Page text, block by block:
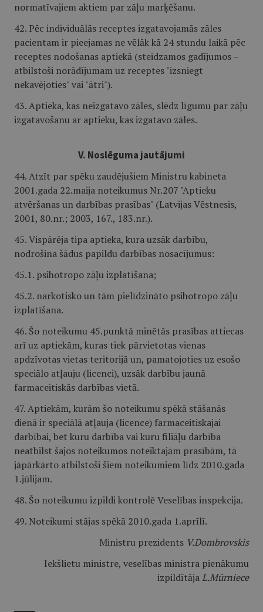
normatīvajiem aktiem par zāļu marķēšanu.
42. Pēc individuālās receptes izgatavojamās zāles
pacientam ir pieejamas ne vēlāk kā 24 stundu laikā pēc
receptes nodošanas aptiekā (steidzamos gadījumos –
atbilstoši norādījumam uz receptes "izsniegt
nekavējoties" vai "ātri").
43. Aptieka, kas neizgatavo zāles, slēdz līgumu par zāļu
izgatavošanu ar aptieku, kas izgatavo zāles.
V. Noslēguma jautājumi
44. Atzīt par spēku zaudējušiem Ministru kabineta
2001.gada 22.maija noteikumus Nr.207 "Aptieku
atvēršanas un darbības prasības" (Latvijas Vēstnesis,
2001, 80.nr.; 2003, 167., 183.nr.).
45. Vispārēja tipa aptieka, kura uzsāk darbību,
nodrošina šādus papildu darbības nosacījumus:
45.1. psihotropo zāļu izplatīšana;
45.2. narkotisko un tām pielīdzināto psihotropo zāļu
izplatīšana.
46. Šo noteikumu 45.punktā minētās prasības attiecas
arī uz aptiekām, kuras tiek pārvietotas vienas
apdzīvotas vietas teritorijā un, pamatojoties uz esošo
speciālo atļauju (licenci), uzsāk darbību jaunā
farmaceitiskās darbības vietā.
47. Aptiekām, kurām šo noteikumu spēkā stāšanās
dienā ir speciālā atļauja (licence) farmaceitiskajai
darbībai, bet kuru darbība vai kuru filiāļu darbība
neatbilst šajos noteikumos noteiktajām prasībām, tā
jāpārkārto atbilstoši šiem noteikumiem līdz 2010.gada
1.jūlijam.
48. Šo noteikumu izpildi kontrolē Veselības inspekcija.
49. Noteikumi stājas spēkā 2010.gada 1.aprīlī.
Ministru prezidents V.Dombrovskis
Iekšlietu ministre, veselības ministra pienākumu
izpildītājaL.Mūrniece